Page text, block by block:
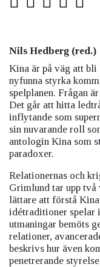
Nils Hedberg (red.)
Kina är på väg att bli
ny­funna styrka
spelplanen. Frågan
Det går att hitta
inflytande som
sin nuvarande roll
antologin Kina som
paradoxer.
Relationernas och
Grimlund tar upp två
lättare att förstå
idétraditioner spelar
utmaningar bemöts
relationer,
beskrivs hur även
penetrerande